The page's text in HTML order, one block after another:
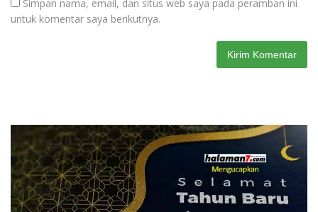
Simpan nama, email, dan situs web saya pada peramban ini
untuk komentar saya berikutnya.